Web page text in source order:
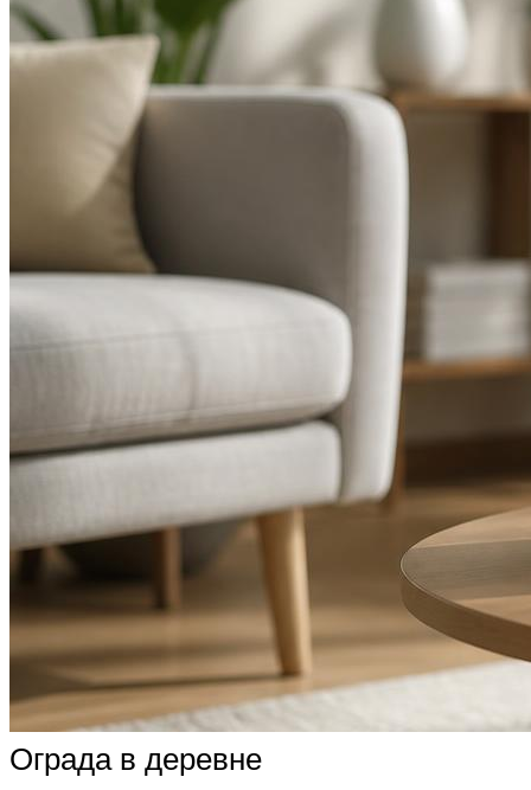
Ограда в деревне